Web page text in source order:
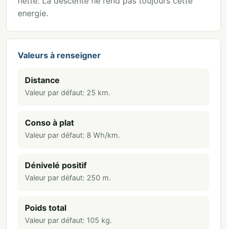
energie.
Valeurs à renseigner
Distance
Valeur par défaut: 25 km.
Conso à plat
Valeur par défaut: 8 Wh/km.
Dénivelé positif
Valeur par défaut: 250 m.
Poids total
Valeur par défaut: 105 kg.